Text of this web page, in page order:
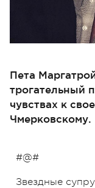
Пета
трогательный
чувствах к
Чмерковскому.
#@#
Звездные